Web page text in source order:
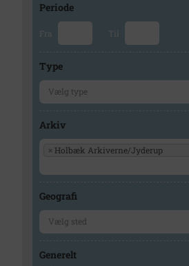
Periode
Fra Til
Type
Arkiv
× Holbæk Arkiverne/Jyderup
Geografi
Generelt